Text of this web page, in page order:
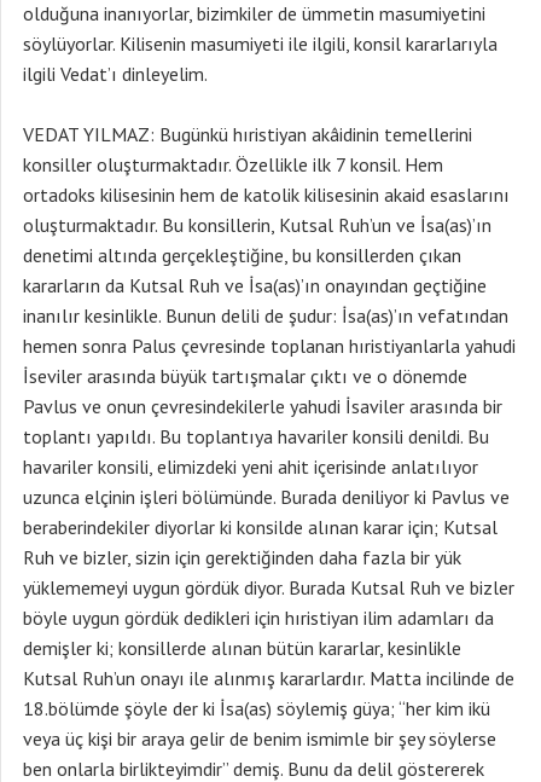
olduğuna inanıyorlar, bizimkiler de ümmetin masumiyetini
söylüyorlar. Kilisenin masumiyeti ile ilgili, konsil kararlarıyla
ilgili Vedat’ı dinleyelim.
VEDAT YILMAZ: Bugünkü hıristiyan akâidinin temellerini
konsiller oluşturmaktadır. Özellikle ilk 7 konsil. Hem
ortadoks kilisesinin hem de katolik kilisesinin akaid esaslarını
oluşturmaktadır. Bu konsillerin, Kutsal Ruh’un ve İsa(as)’ın
denetimi altında gerçekleştiğine, bu konsillerden çıkan
kararların da Kutsal Ruh ve İsa(as)’ın onayından geçtiğine
inanılır kesinlikle. Bunun delili de şudur: İsa(as)’ın vefatından
hemen sonra Palus çevresinde toplanan hıristiyanlarla yahudi
İseviler arasında büyük tartışmalar çıktı ve o dönemde
Pavlus ve onun çevresindekilerle yahudi İsaviler arasında bir
toplantı yapıldı. Bu toplantıya havariler konsili denildi. Bu
havariler konsili, elimizdeki yeni ahit içerisinde anlatılıyor
uzunca elçinin işleri bölümünde. Burada deniliyor ki Pavlus ve
beraberindekiler diyorlar ki konsilde alınan karar için; Kutsal
Ruh ve bizler, sizin için gerektiğinden daha fazla bir yük
yüklememeyi uygun gördük diyor. Burada Kutsal Ruh ve bizler
böyle uygun gördük dedikleri için hıristiyan ilim adamları da
demişler ki; konsillerde alınan bütün kararlar, kesinlikle
Kutsal Ruh’un onayı ile alınmış kararlardır. Matta incilinde de
18.bölümde şöyle der ki İsa(as) söylemiş güya; “her kim ikü
veya üç kişi bir araya gelir de benim ismimle bir şey söylerse
ben onlarla birlikteyimdir” demiş. Bunu da delil göstererek